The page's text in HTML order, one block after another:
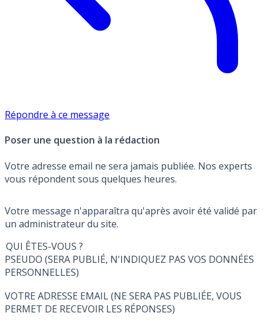
Répondre à ce message
Poser une question à la rédaction
Votre adresse email ne sera jamais publiée. Nos experts
vous répondent sous quelques heures.
Votre message n'apparaîtra qu'après avoir été validé par
un administrateur du site.
QUI ÊTES-VOUS ?
PSEUDO (SERA PUBLIÉ, N'INDIQUEZ PAS VOS DONNÉES
PERSONNELLES)
VOTRE ADRESSE EMAIL (NE SERA PAS PUBLIÉE, VOUS
PERMET DE RECEVOIR LES RÉPONSES)